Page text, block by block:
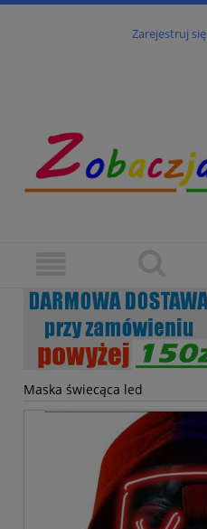
Zarejestruj się
Maska świecąca led